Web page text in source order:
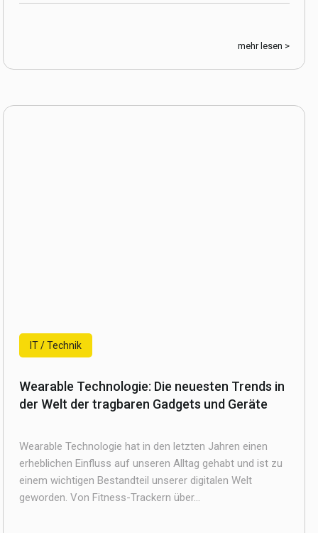
mehr lesen >
IT / Technik
Wearable Technologie: Die neuesten Trends in
der Welt der tragbaren Gadgets und Geräte
Wearable Technologie hat in den letzten Jahren einen
erheblichen Einfluss auf unseren Alltag gehabt und ist zu
einem wichtigen Bestandteil unserer digitalen Welt
geworden. Von Fitness-Trackern über...